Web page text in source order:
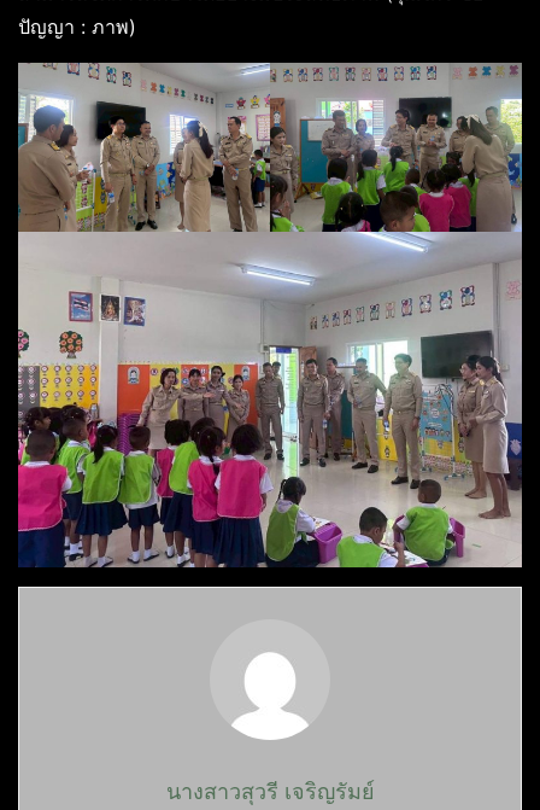
ปัญญา : ภาพ)
นางสาวสุวรี เจริญรัมย์